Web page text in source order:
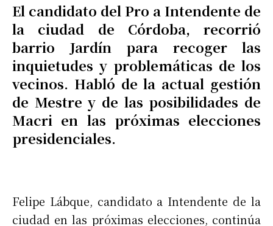
El candidato del Pro a Intendente de
la ciudad de Córdoba, recorrió
barrio Jardín para recoger las
inquietudes y problemáticas de los
vecinos. Habló de la actual gestión
de Mestre y de las posibilidades de
Macri en las próximas elecciones
presidenciales.
Felipe Lábque, candidato a Intendente de la
ciudad en las próximas elecciones, continúa